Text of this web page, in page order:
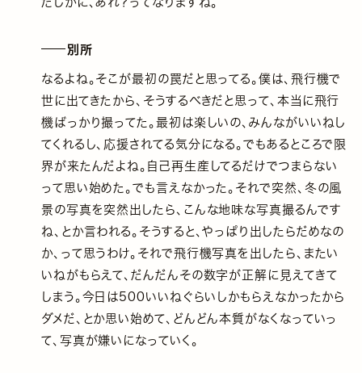
別所
なるよね。そこが最初の罠だと思ってる。僕は、飛行機で
世に出てきたから、そうするべきだと思って、本当に飛行
機ばっかり撮ってた。最初は楽しいの、みんながいいねし
てくれるし、応援されてる気分になる。でもあるところで限
界が来たんだよね。自己再生産してるだけでつまらない
って思い始めた。でも言えなかった。それで突然、冬の風
景の写真を突然出したら、こんな地味な写真撮るんです
ね、とか言われる。そうすると、やっぱり出したらだめなの
か、って思うわけ。それで飛行機写真を出したら、またい
いねがもらえて、だんだんその数字が正解に見えてきて
しまう。今日は500いいねぐらいしかもらえなかったから
ダメだ、とか思い始めて、どんどん本質がなくなっていっ
て、写真が嫌いになっていく。